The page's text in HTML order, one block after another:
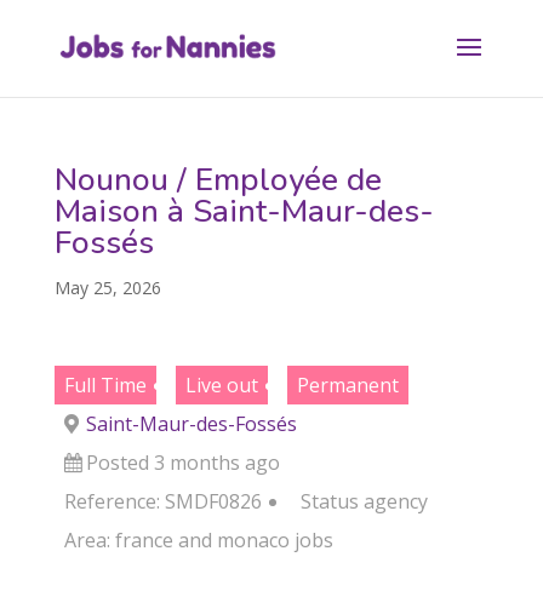
Nounou / Employée de
Maison à Saint-Maur-des-
Fossés
May 25, 2026
Full Time Live out
Permanent
Saint-Maur-des-Fossés
Posted 3 months ago
Reference: SMDF0826
Status agency
Area: france and monaco jobs